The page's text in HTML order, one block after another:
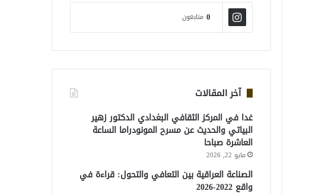
0 متابعون
آخر المقالات
غدا في المركز الثقافي البغدادي الدكتور زهير
البياتي والحديث عن مسرح المونودراما الساعة
العاشرة صباحا
مايو 22, 2026
الصناعة العراقية بين التعافي والتحول: قراءة في
واقع 2022-2026